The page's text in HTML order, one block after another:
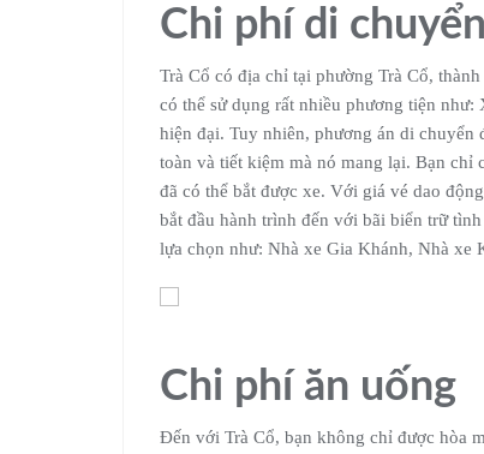
Chi phí di
Trà Cổ có địa chỉ tại phường Trà Cổ,
có thể sử dụng rất nhiều phương tiện
hiện đại. Tuy nhiên, phương án di
toàn và tiết kiệm mà nó mang lại. Bạn
đã có thể bắt được xe. Với giá vé dao
bắt đầu hành trình đến với bãi biển trữ
lựa chọn như: Nhà xe Gia Khánh, Nhà
Chi phí ăn uống
Đến với Trà Cổ, bạn không chỉ được hòa